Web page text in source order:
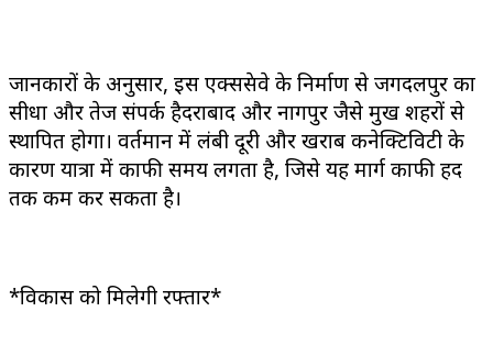
जानकारों के अनुसार, इस एक्सप्रेसवे के निर्माण से जगदलपुर का
सीधा और तेज संपर्क हैदराबाद और नागपुर जैसे प्रमुख शहरों से
स्थापित होगा। वर्तमान में लंबी दूरी और खराब कनेक्टिविटी के
कारण यात्रा में काफी समय लगता है, जिसे यह मार्ग काफी हद
तक कम कर सकता है।
*विकास को मिलेगी रफ्तार*